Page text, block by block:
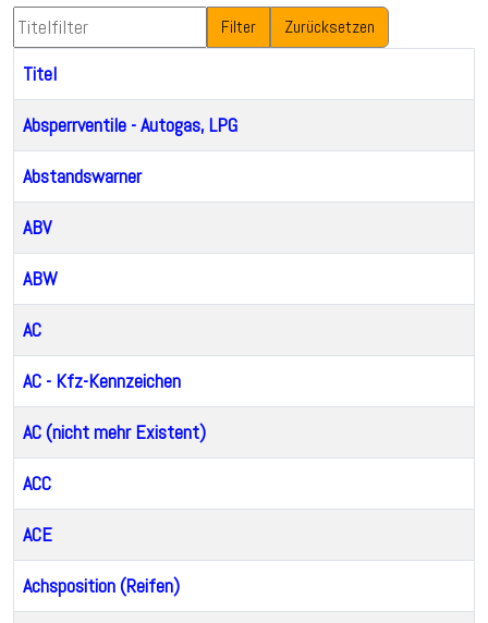
Titelfilter Filter Zurücksetzen
Titel
Absperrventile - Autogas, LPG
Abstandswarner
ABV
ABW
AC
AC - Kfz-Kennzeichen
AC (nicht mehr Existent)
ACC
ACE
Achsposition (Reifen)